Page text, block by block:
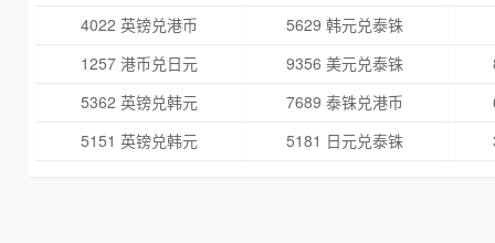
4022 英镑兑港币
5629 韩元兑泰铢
1257 港币兑日元
9356 美元兑泰铢
5362 英镑兑韩元
7689 泰铢兑港币
5151 英镑兑韩元
5181 日元兑泰铢